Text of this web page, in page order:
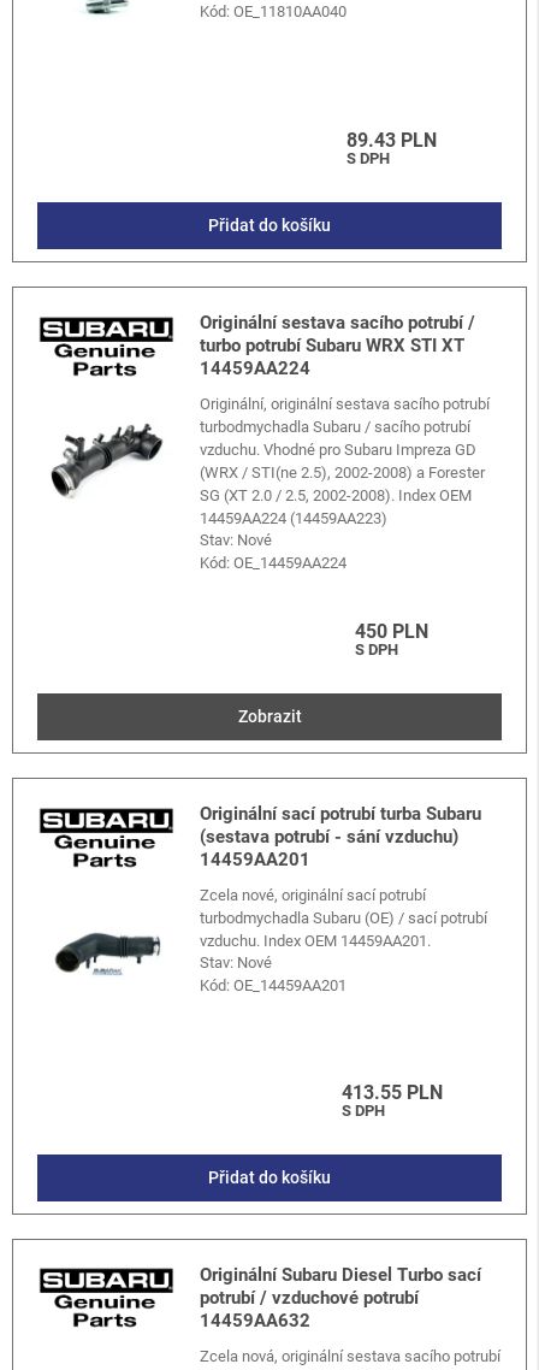
Kód:OE_11810AA040
89.43 PLN
S DPH
Přidat do košíku
Originální sestava sacího potrubí /
turbo potrubí Subaru WRX STI XT
14459AA224
Originální, originální sestava sacího potrubí
turbodmychadla Subaru / sacího potrubí
vzduchu. Vhodné pro Subaru Impreza GD
(WRX / STI(ne 2.5), 2002-2008) a Forester
SG (XT 2.0 / 2.5, 2002-2008). Index OEM
14459AA224 (14459AA223)
Stav: Nové
Kód:OE_14459AA224
450 PLN
S DPH
Zobrazit
Originální sací potrubí turba Subaru
(sestava potrubí - sání vzduchu)
14459AA201
Zcela nové, originální sací potrubí
turbodmychadla Subaru (OE) / sací potrubí
vzduchu. Index OEM 14459AA201.
Stav: Nové
Kód:OE_14459AA201
413.55 PLN
S DPH
Přidat do košíku
Originální Subaru Diesel Turbo sací
potrubí / vzduchové potrubí
14459AA632
Zcela nová, originální sestava sacího potrubí